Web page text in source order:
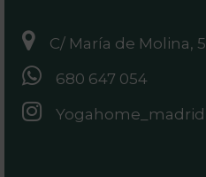
C/ María de Molina, 5
680 647 054
Yogahome_madrid